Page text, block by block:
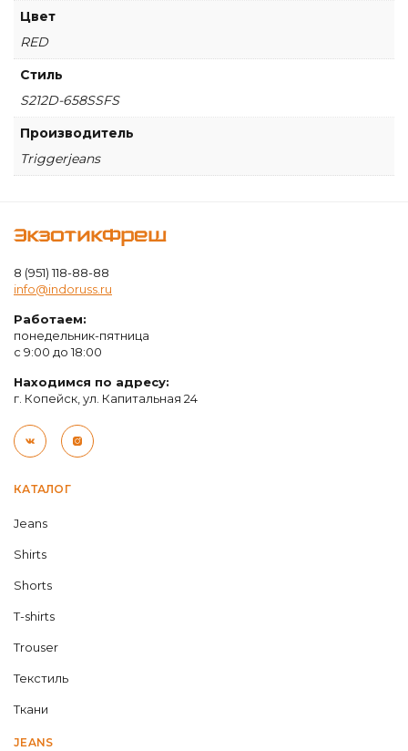
Цвет
RED
Стиль
S212D-658SSFS
Производитель
Triggerjeans
КАТАЛОГ
Jeans
Shirts
Shorts
T-shirts
Trouser
Текстиль
Ткани
JEANS
ЭкзотикФреш
8 (951) 118-88-88
info@indoruss.ru
Работаем:
понедельник-пятница
с 9:00 до 18:00
Находимся по адресу:
г. Копейск, ул. Капитальная 24